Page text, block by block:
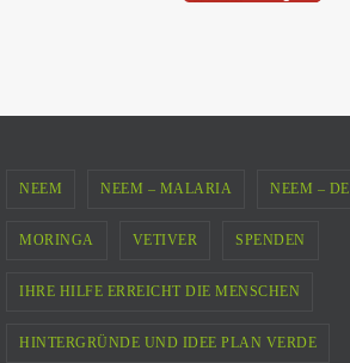
NEEM NEEM – MALARIA NEEM –
MORINGA VETIVER SPENDEN
IHRE HILFE ERREICHT DIE MENSCHEN
HINTERGRÜNDE UND IDEE PLAN VERDE